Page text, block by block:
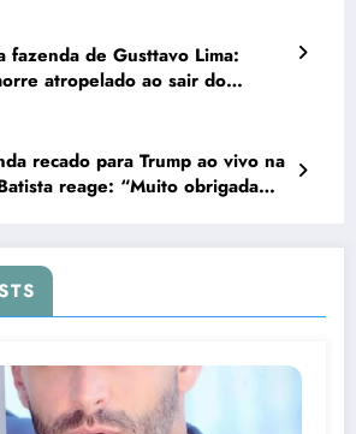
fazenda de Gusttavo Lima:
atropelado ao sair do
recado para Trump ao vivo na
reage: “Muito obrigada